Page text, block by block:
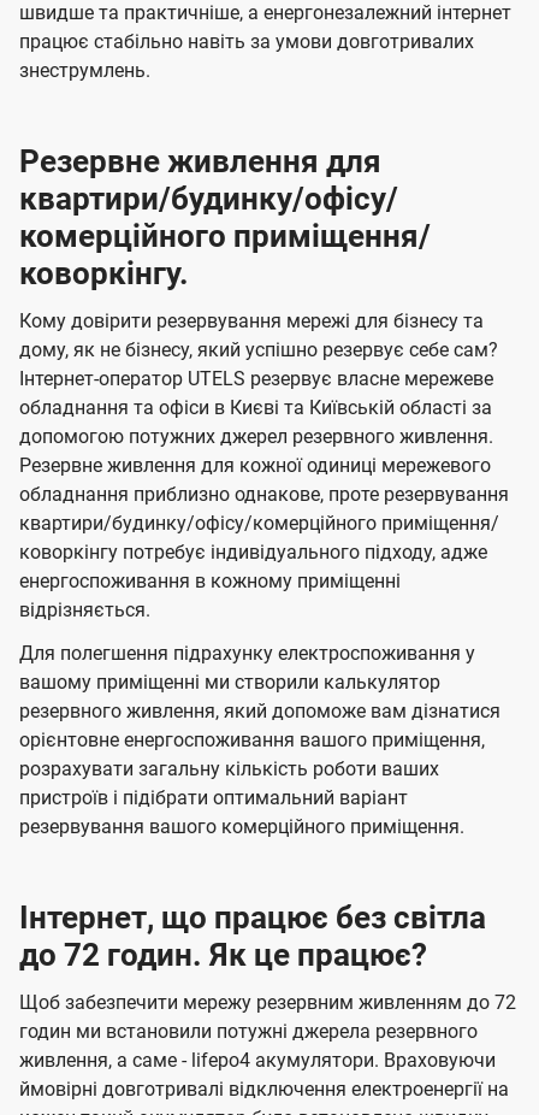
швидше та практичніше, а енергонезалежний інтернет
працює стабільно навіть за умови довготривалих
знеструмлень.
Резервне живлення для
квартири/будинку/офісу/
комерційного приміщення/
коворкінгу.
Кому довірити резервування мережі для бізнесу та
дому, як не бізнесу, який успішно резервує себе сам?
Інтернет-оператор UTELS резервує власне мережеве
обладнання та офіси в Києві та Київській області за
допомогою потужних джерел резервного живлення.
Резервне живлення для кожної одиниці мережевого
обладнання приблизно однакове, проте резервування
квартири/будинку/офісу/комерційного приміщення/
коворкінгу потребує індивідуального підходу, адже
енергоспоживання в кожному приміщенні
відрізняється.
Для полегшення підрахунку електроспоживання у
вашому приміщенні ми створили калькулятор
резервного живлення, який допоможе вам дізнатися
орієнтовне енергоспоживання вашого приміщення,
розрахувати загальну кількість роботи ваших
пристроїв і підібрати оптимальний варіант
резервування вашого комерційного приміщення.
Інтернет, що працює без світла
до 72 годин. Як це працює?
Щоб забезпечити мережу резервним живленням до 72
годин ми встановили потужні джерела резервного
живлення, а саме - lifepo4 акумулятори. Враховуючи
ймовірні довготривалі відключення електроенергії на